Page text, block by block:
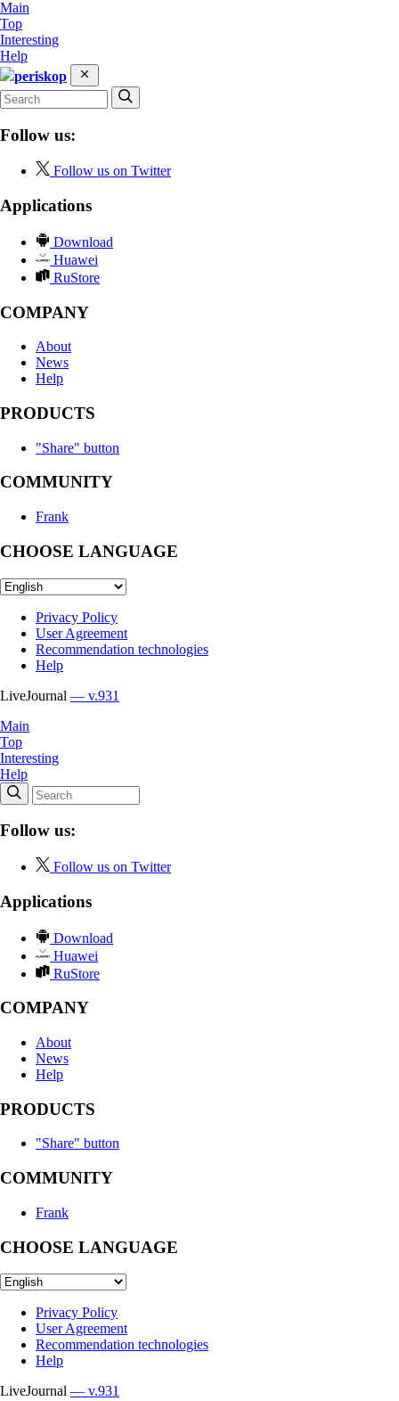
Main
Top
Interesting
Help
periskop
Follow us:
Follow us on Twitter
Applications
Download
Huawei
RuStore
COMPANY
About
News
Help
PRODUCTS
"Share" button
COMMUNITY
Frank
CHOOSE LANGUAGE
Privacy Policy
User Agreement
Recommendation technologies
Help
LiveJournal — v.931
Main
Top
Interesting
Help
Follow us:
Follow us on Twitter
Applications
Download
Huawei
RuStore
COMPANY
About
News
Help
PRODUCTS
"Share" button
COMMUNITY
Frank
CHOOSE LANGUAGE
Privacy Policy
User Agreement
Recommendation technologies
Help
LiveJournal — v.931